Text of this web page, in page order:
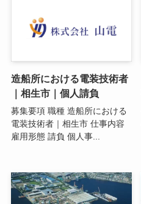
造船所における電装技術者
｜相生市｜個人請負
募集要項 職種 造船所における
電装技術者｜相生市 仕事内容
雇用形態 請負 個人事...